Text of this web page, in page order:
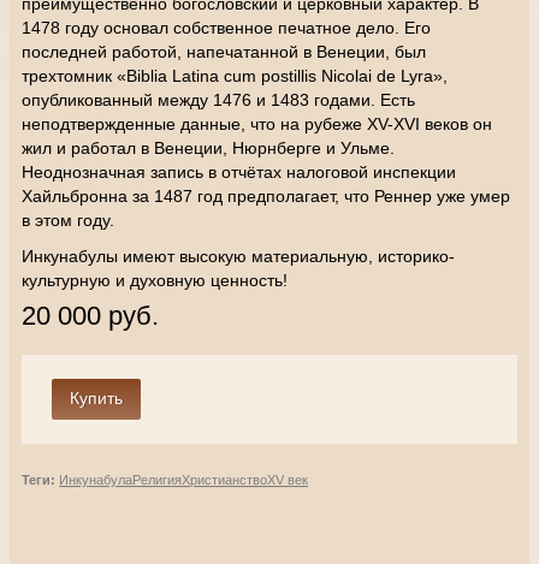
1478 году основал собственное печатное дело. Его
последней работой, напечатанной в Венеции, был
трехтомник «Biblia Latina cum postillis Nicolai de Lyra»,
опубликованный между 1476 и 1483 годами. Есть
неподтвержденные данные, что на рубеже XV-XVI веков он
жил и работал в Венеции, Нюрнберге и Ульме.
Неоднозначная запись в отчётах налоговой инспекции
Хайльбронна за 1487 год предполагает, что Реннер уже умер
в этом году.
Инкунабулы имеют высокую материальную, историко-
культурную и духовную ценность!
20 000 руб.
Теги: ИнкунабулаРелигияХристианствоXV век